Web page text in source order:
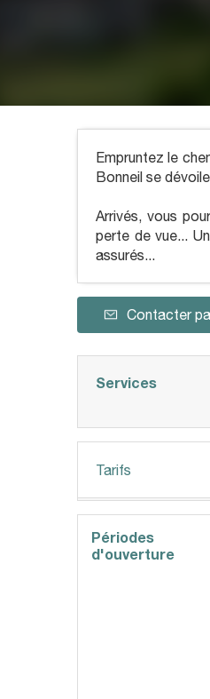
Empruntez le
Bonneil se
Arrivés, vous
perte de vue...
assurés...
Contacter
Services
Tarifs
Périodes
d'ouverture